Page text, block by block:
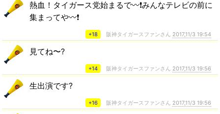
熱血！タイガース党始まるで〰️❗みんなテレビの前に
集まってや〰️❗
+18 阪神タイガースファンさん 2017,11/3 19:54
見てね〜?
+14 阪神タイガースファンさん 2017,11/3 19:56
生出演です?
+16 阪神タイガースファンさん 2017,11/3 19:56